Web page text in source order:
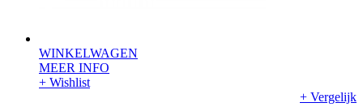
WINKELWAGEN
MEER INFO
+ Wishlist
+ Vergelijk